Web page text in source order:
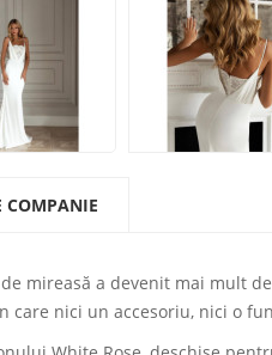
COMPANIE
mireasă a devenit mai mult
care nici un accesoriu, nici o